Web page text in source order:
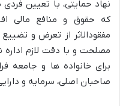
نهاد حمایتی، با تعیین
که حقوق و منافع مالی
مفقودالاثر از تعرض و
مصلحت و با دقت لازم
برای خانواده ها و جامعه
صاحبان اصلی، سرمایه و